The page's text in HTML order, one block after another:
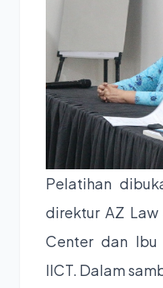
Pelatihan
direktur AZ
Center dan Ibu
IICT. Dalam